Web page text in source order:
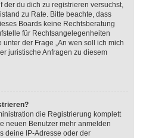
der du dich zu registrieren versuchst,
zu Rate. Bitte beachte, dass
Boards keine Rechtsberatung
für Rechtsangelegenheiten
der Frage „An wen soll ich mich
juristische Anfragen zu diesem
die Registrierung komplett
neuen Benutzer mehr anmelden
deine IP-Adresse oder der